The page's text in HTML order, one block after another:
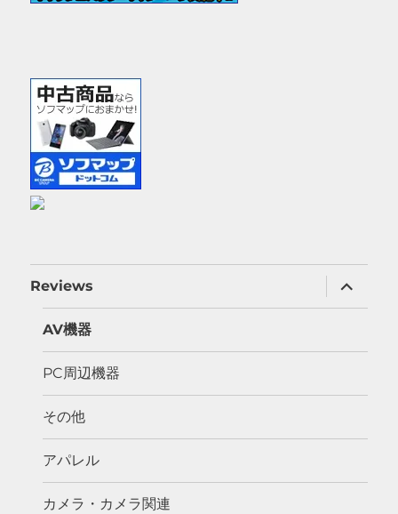
Reviews
サ
ブ
メ
ー
開
AV機器
PC周辺機器
その他
アパレル
カメラ・カメラ関連